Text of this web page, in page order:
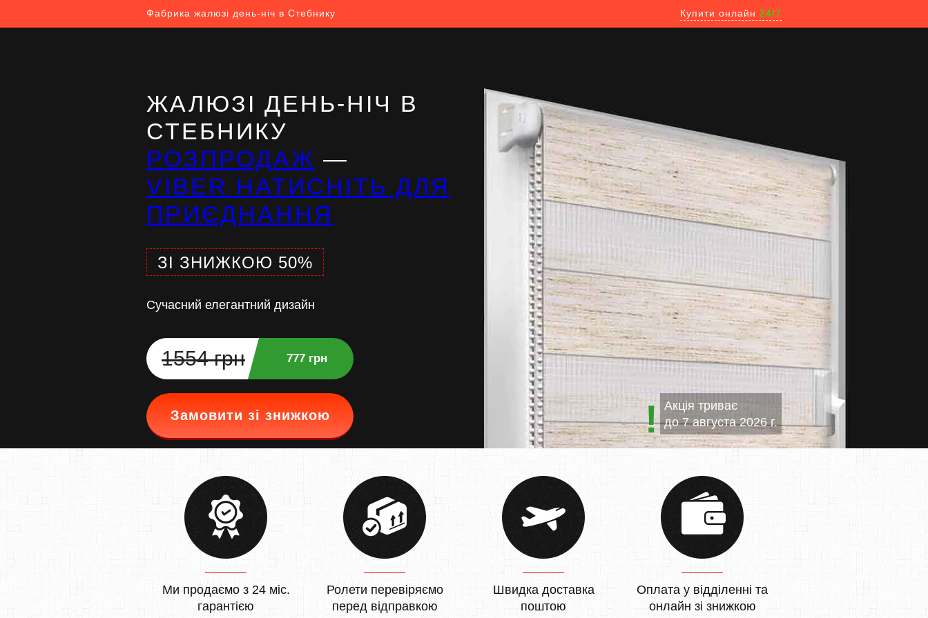
Фабрика жалюзі день-ніч в Стебнику Купити онлайн 24/7
ЖАЛЮЗІ ДЕНЬ-НІЧ В
СТЕБНИКУ
РОЗПРОДАЖ —
VIBER НАТИСНІТЬ ДЛЯ
ПРИЄДНАННЯ
ЗІ ЗНИЖКОЮ 50%
Сучасний елегантний дизайн
1554 грн 777 грн
Замовити зі знижкою
Акція триває
до7 августа 2026 г.
Ми продаємо з 24 міс.
гарантією
Ролети перевіряємо
перед відправкою
Швидка доставка
поштою
Оплата у відділенні та
онлайн зі знижкою